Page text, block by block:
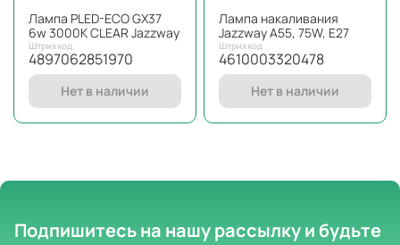
Лампа PLED-ECO GX37
6w 3000K CLEAR Jazzway
Штрихкод
4897062851970
Нет в наличии
Лампа накаливания
Jazzway A55, 75W, E27
Штрихкод
4610003320478
Нет в наличии
Подпишитесь на нашу рассылкуи будьте